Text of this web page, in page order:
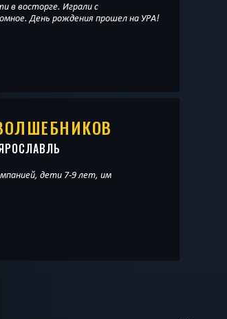
в восторге. Играли с
День рождения прошел на УРА!
дети 7-9 лет, им